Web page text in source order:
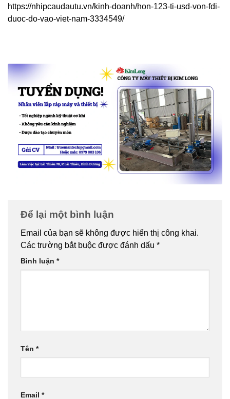
https://nhipcaudautu.vn/kinh-doanh/hon-123-ti-usd-von-fdi-
duoc-do-vao-viet-nam-3334549/
Để lại một bình luận
Email của bạn sẽ không được hiển thị công khai.
Các trường bắt buộc được đánh dấu *
Bình luận *
Tên *
Email *